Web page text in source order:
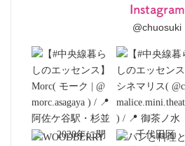
Instagram
@chuosuki